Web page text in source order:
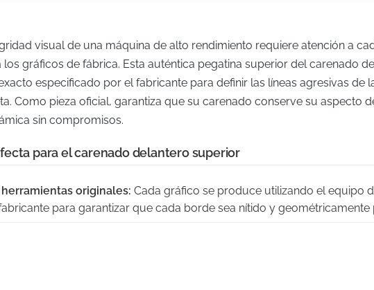
visual de una máquina de alto rendimiento requiere atención a
los gráficos de fábrica. Esta auténtica pegatina superior del carenado
especificado por el fabricante para definir las líneas agresivas de
Como pieza oficial, garantiza que su carenado conserve su aspecto
sin compromisos.
para el carenado delantero superior
originales: Cada gráfico se produce utilizando el equipo
para garantizar que cada borde sea nítido y geométricamente